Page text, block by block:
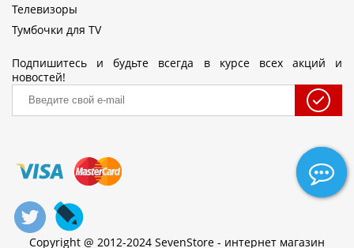
Телевизоры
Тумбочки для TV
Подпишитесь и будьте всегда в курсе всех акций и
новостей!
Copyright @ 2012-2024 SevenStore - интернет магазин